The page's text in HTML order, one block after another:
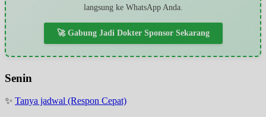
langsung ke WhatsApp Anda.
🚀 Gabung Jadi Dokter Sponsor Sekarang
Senin
✨ Tanya jadwal (Respon Cepat)